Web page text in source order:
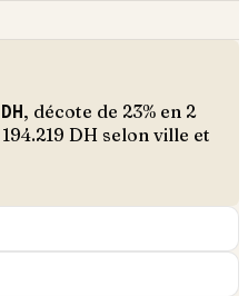
DH, décote de 23% en 2
194.219 DH selon ville et